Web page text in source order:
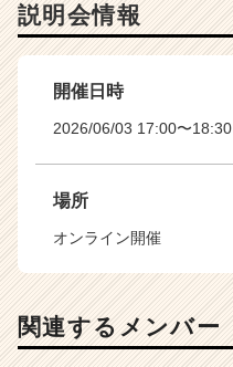
説明会情報
開催日時
2026/06/03 17:00〜18:30
場所
オンライン開催
関連するメンバー